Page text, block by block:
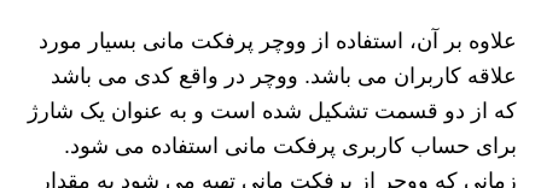
علاوه بر آن، استفاده از ووچر پرفکت مانی بسیار مورد
علاقه کاربران می باشد. ووچر در واقع کدی می باشد
که از دو قسمت تشکیل شده است و به عنوان یک شارژ
برای حساب کاربری پرفکت مانی استفاده می شود.
زمانی که ووچر از پرفکت مانی تهیه می‌ شود به مقدار